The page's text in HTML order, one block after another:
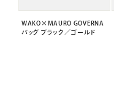
WAKO×MAURO GOVERNA
バッグ ブラック／ゴールド